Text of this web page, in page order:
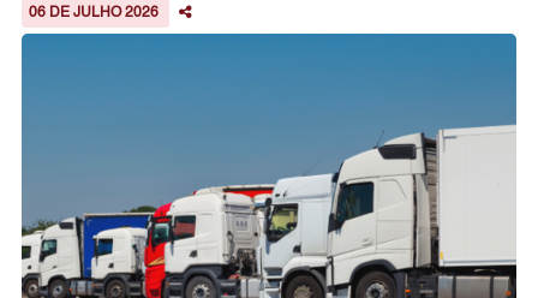
06 DE JULHO 2026